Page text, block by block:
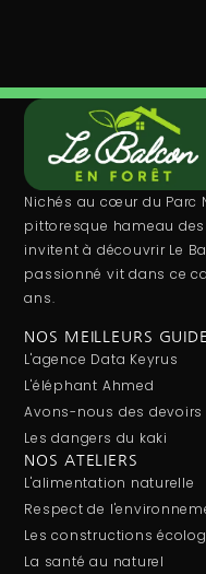
Nichés au cœur du Parc
pittoresque hameau des
invitent à découvrir Le
passionné vit dans ce
ans.
NOS MEILLEURS
L'agence Data Keyrus
L'éléphant Ahmed
Avons-nous des devoirs
Les dangers du kaki
NOS ATELIERS
L'alimentation naturelle
Respect de
Les constructions
La santé au naturel